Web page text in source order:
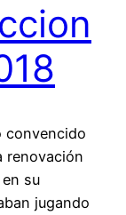
convencido
renovación
su
jugando